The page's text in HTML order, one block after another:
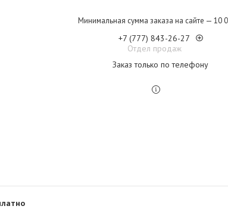
Минимальная сумма заказа на сайте — 10
+7 (777) 843-26-27
Отдел продаж
Заказ только по телефону